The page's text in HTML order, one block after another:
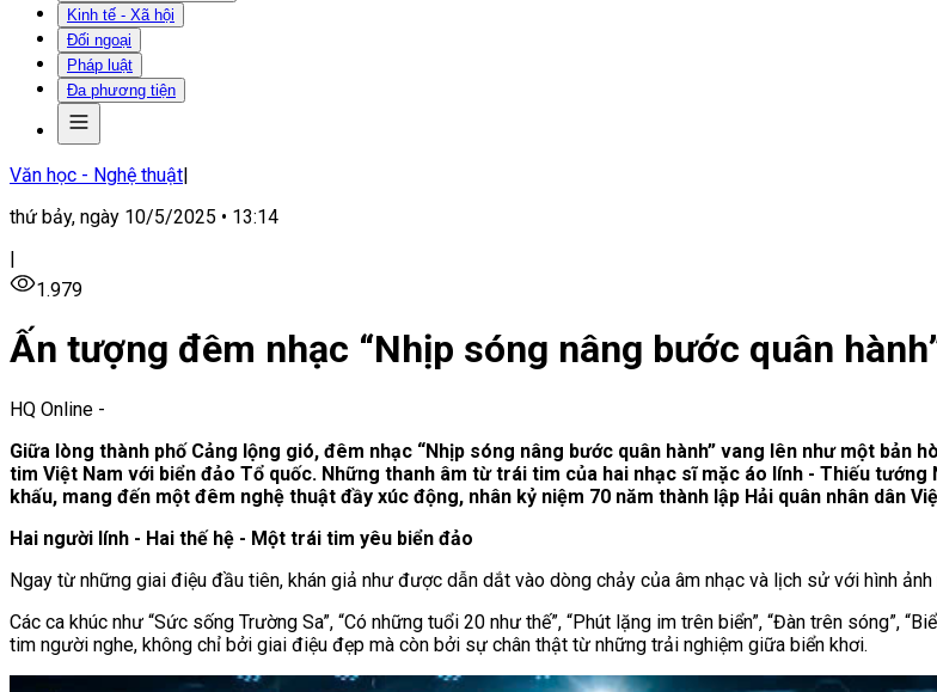
Kinh tế - Xã hội
Đối ngoại
Pháp luật
Đa phương tiện
Văn học - Nghệ thuật|
thứ bảy, ngày 10/5/2025 • 13:14
|
1.979
Ấn tượng đêm nhạc “Nhịp sóng nâng bước quân
HQ Online -
Giữa lòng thành phố Cảng lộng gió, đêm nhạc “Nhịp sóng nâng bước quân hành” vang lên như một bản
tim Việt Nam với biển đảo Tổ quốc. Những thanh âm từ trái tim của hai nhạc sĩ mặc áo lính - Thiếu tướng
khấu, mang đến một đêm nghệ thuật đầy xúc động, nhân kỷ niệm 70 năm thành lập Hải quân nhân dân
Hai người lính - Hai thế hệ - Một trái tim yêu biển đảo
Ngay từ những giai điệu đầu tiên, khán giả như được dẫn dắt vào dòng chảy của âm nhạc và lịch sử với hình
Các ca khúc như “Sức sống Trường Sa”, “Có những tuổi 20 như thế”, “Phút lặng im trên biển”, “Đàn trên sóng”,
tim người nghe, không chỉ bởi giai điệu đẹp mà còn bởi sự chân thật từ những trải nghiệm giữa biển khơi.